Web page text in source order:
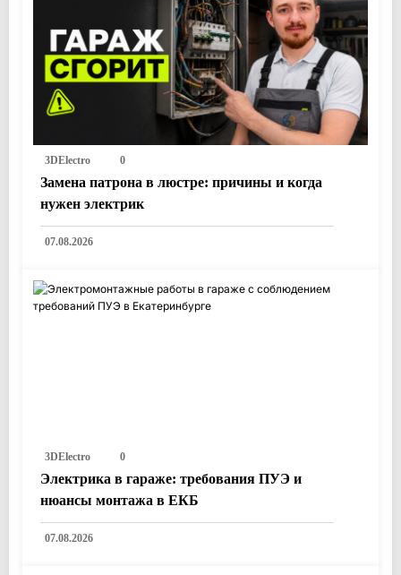
3DElectro 0
Замена патрона в люстре: причины и когда
нужен электрик
07.08.2026
3DElectro 0
Электрика в гараже: требования ПУЭ и
нюансы монтажа в ЕКБ
07.08.2026